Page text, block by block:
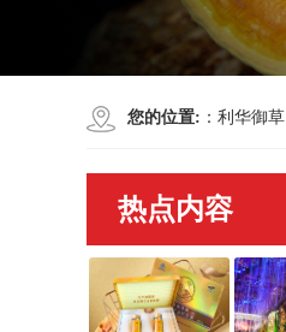
您的位置: ： 利华御草
热点内容